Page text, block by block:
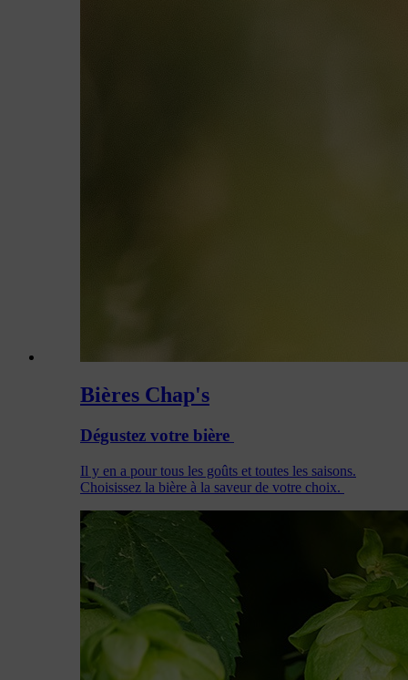
Bières Chap's
Dégustez votre bière
Il y en a pour tous les goûts et toutes les saisons.
Choisissez la bière à la saveur de votre choix.